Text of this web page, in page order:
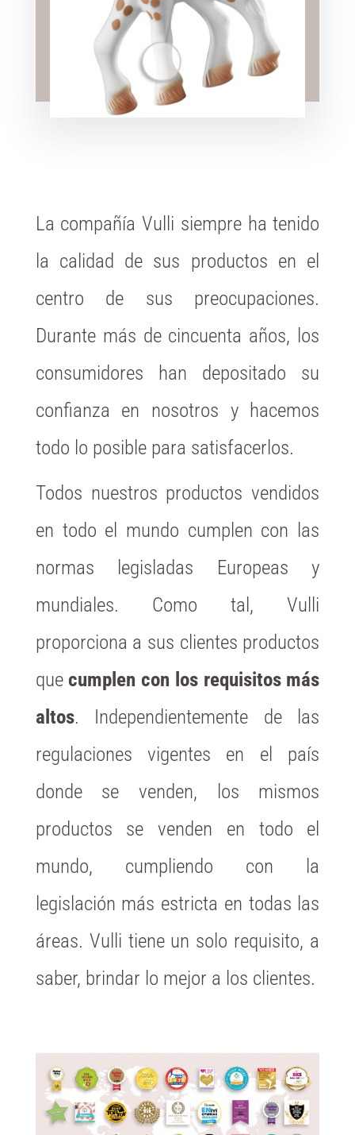
La compañía Vulli siempre ha tenido
la calidad de sus productos en el
centro de sus preocupaciones.
Durante más de cincuenta años, los
consumidores han depositado su
confianza en nosotros y hacemos
todo lo posible para satisfacerlos.
Todos nuestros productos vendidos
en todo el mundo cumplen con las
normas legisladas Europeas y
mundiales. Como tal, Vulli
proporciona a sus clientes productos
quecumplen con los requisitos más
altos. Independientemente de las
regulaciones vigentes en el país
donde se venden, los mismos
productos se venden en todo el
mundo, cumpliendo con la
legislación más estricta en todas las
áreas. Vulli tiene un solo requisito, a
saber, brindar lo mejor a los clientes.